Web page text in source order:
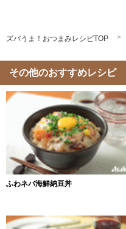
ズバうま！おつまみレシピTOP
その他のおすすめレシピ
ふわネバ海鮮納豆丼